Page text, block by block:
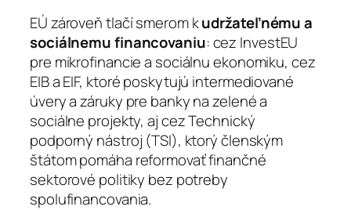
EÚ zároveň tlačí smerom kudržateľnému a
sociálnemu financovaniu: cez InvestEU
pre mikrofinancie a sociálnu ekonomiku, cez
EIB a EIF, ktoré poskytujú intermediované
úvery a záruky pre banky na zelené a
sociálne projekty, aj cez Technický
podporný nástroj (TSI), ktorý členským
štátom pomáha reformovať finančné
sektorové politiky bez potreby
spolufinancovania.